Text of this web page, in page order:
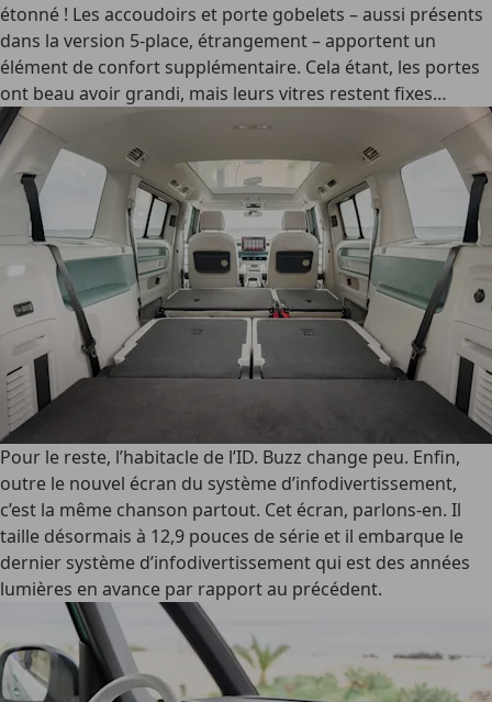
étonné ! Les accoudoirs et porte gobelets – aussi présents
dans la version 5-place, étrangement – apportent un
élément de confort supplémentaire. Cela étant, les portes
ont beau avoir grandi, mais leurs vitres restent fixes…
Pour le reste, l’habitacle de l’ID. Buzz change peu. Enfin,
outre le nouvel écran du système d’infodivertissement,
c’est la même chanson partout. Cet écran, parlons-en. Il
taille désormais à 12,9 pouces de série et il embarque le
dernier système d’infodivertissement qui est des années
lumières en avance par rapport au précédent.